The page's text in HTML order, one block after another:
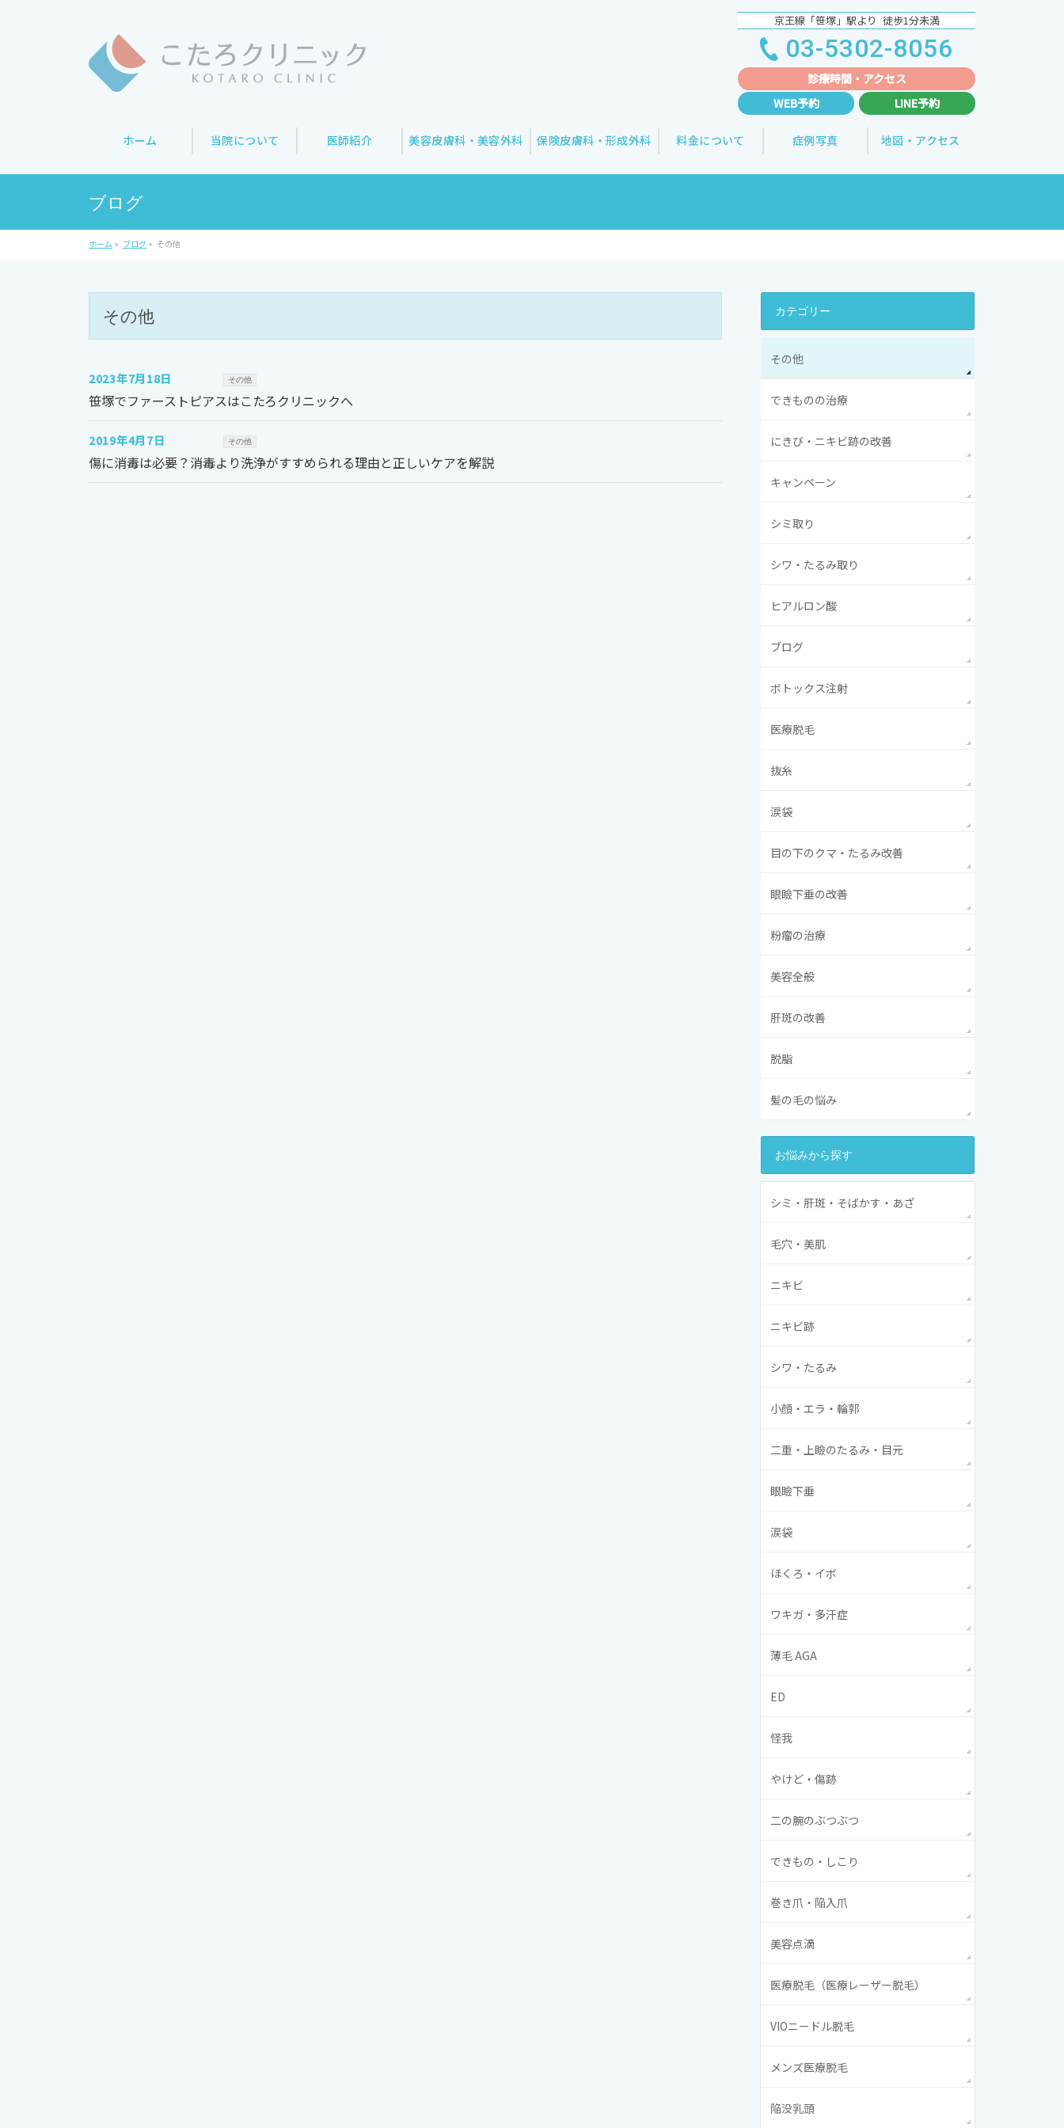
京王線「笹塚」駅より 徒歩1分未満
03-5302-8056
診療時間・ アクセス
WEB予約
LINE予約
ホーム 当院について 医師紹介 美容皮膚科・美容外科 保険皮膚科・形成外科 料金について 症例写真 地図・アクセス
ブログ
ホーム » ブログ » その他
その他
2023年7月18日 その他
笹塚でファーストピアスはこたろクリニックへ
2019年4月7日 その他
傷に消毒は必要？消毒より洗浄がすすめられる理由と正しいケアを解説
カテゴリー
その他
できものの治療
にきび・ニキビ跡の改善
キャンペーン
シミ取り
シワ・たるみ取り
ヒアルロン酸
ブログ
ボトックス注射
医療脱毛
抜糸
涙袋
目の下のクマ・たるみ改善
眼瞼下垂の改善
粉瘤の治療
美容全般
肝斑の改善
脱脂
髪の毛の悩み
お悩みから探す
シミ・肝斑・そばかす・あざ
毛穴・美肌
ニキビ
ニキビ跡
シワ・たるみ
小顔・エラ・輪郭
二重・上瞼のたるみ・目元
眼瞼下垂
涙袋
ほくろ・イボ
ワキガ・多汗症
薄毛 AGA
ED
怪我
やけど・傷跡
二の腕のぶつぶつ
できもの・しこり
巻き爪・陥入爪
美容点滴
医療脱毛（医療レーザー脱毛）
VIOニードル脱毛
メンズ医療脱毛
陥没乳頭